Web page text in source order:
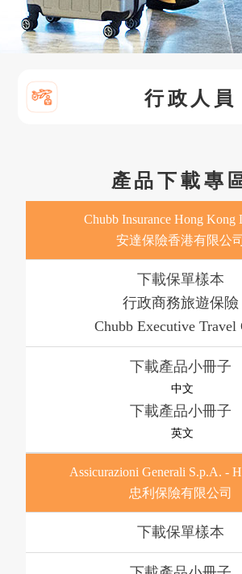
行政人員
產品下載專
Chubb Insurance Hong Kong
安達保險香港有限公司
下載
行政商務旅遊保險
Chubb Executive Travel
下載
中文
下載
英文
Assicurazioni Generali S.p.A. -
忠利保險有限公司
下載